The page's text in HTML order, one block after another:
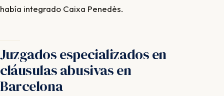
había integrado Caixa Penedès.
Juzgados especializados en
cláusulas abusivas en
Barcelona